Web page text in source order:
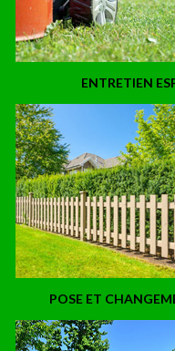
ENTRETIEN
POSE ET